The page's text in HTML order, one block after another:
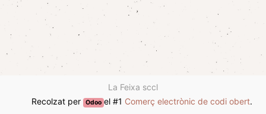
La Feixa sccl
Recolzat per
Odoo el #1 Comerç electrònic de codi obert.